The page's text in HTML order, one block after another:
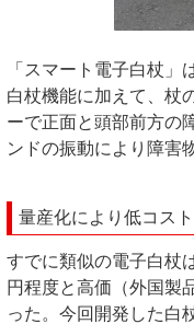
「スマート電子白杖
白杖機能に加えて、杖
ーで正面と頭部前方の
ンドの振動により障害
量産化により低コス
すでに類似の電子白杖
円程度と高価（外国製
った。今回開発した白